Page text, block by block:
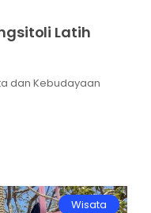
Latih
dan Kebudayaan
Wisata